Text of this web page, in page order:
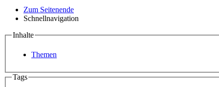
Zum Seitenende
Schnellnavigation
Inhalte
Themen
Tags